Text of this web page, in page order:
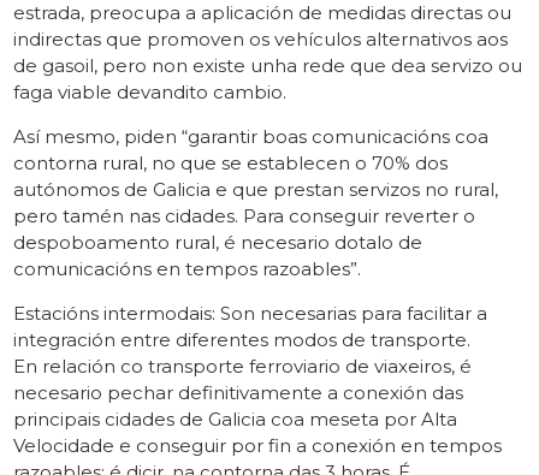
estrada, preocupa a aplicación de medidas directas ou
indirectas que promoven os vehículos alternativos aos
de gasoil, pero non existe unha rede que dea servizo ou
faga viable devandito cambio.
Así mesmo, piden “garantir boas comunicacións coa
contorna rural, no que se establecen o 70% dos
autónomos de Galicia e que prestan servizos no rural,
pero tamén nas cidades. Para conseguir reverter o
despoboamento rural, é necesario dotalo de
comunicacións en tempos razoables”.
Estacións intermodais: Son necesarias para facilitar a
integración entre diferentes modos de transporte.
En relación co transporte ferroviario de viaxeiros, é
necesario pechar definitivamente a conexión das
principais cidades de Galicia coa meseta por Alta
Velocidade e conseguir por fin a conexión en tempos